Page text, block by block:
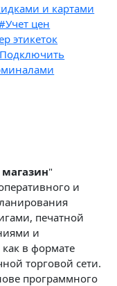
и картами
цен
этикеток
"
и
печатной
и
в формате
торговой сети.
программного